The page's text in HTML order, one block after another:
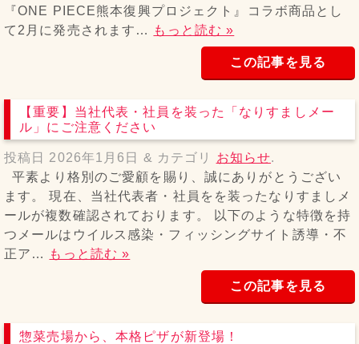
『ONE PIECE熊本復興プロジェクト』コラボ商品とし
て2月に発売されます…
もっと読む »
この記事を見る
【重要】当社代表・社員を装った「なりすましメー
ル」にご注意ください
投稿日 2026年1月6日 & カテゴリ お知らせ.
平素より格別のご愛顧を賜り、誠にありがとうござい
ます。 現在、当社代表者・社員をを装ったなりすましメ
ールが複数確認されております。 以下のような特徴を持
つメールはウイルス感染・フィッシングサイト誘導・不
正ア…
もっと読む »
この記事を見る
惣菜売場から、本格ピザが新登場！